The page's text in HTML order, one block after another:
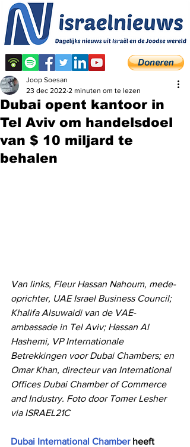
Dubai opent kantoor in
Tel Aviv om handelsdoel
van $ 10 miljard te
behalen
Joop Soesan
23 dec 2022 2 minuten om te lezen
Van links, Fleur Hassan Nahoum, mede-
oprichter, UAE Israel Business Council;
Khalifa Alsuwaidi van de VAE-
ambassade in Tel Aviv; Hassan Al
Hashemi, VP Internationale
Betrekkingen voor Dubai Chambers; en
Omar Khan, directeur van International
Offices Dubai Chamber of Commerce
and Industry. Foto door Tomer Lesher
via ISRAEL21C
Dubai International Chamber heeft